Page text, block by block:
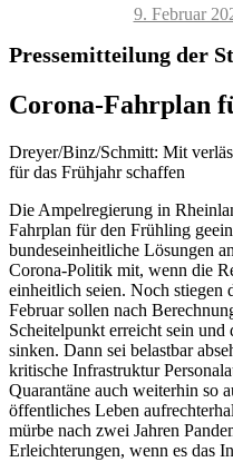
Veröffentlicht
9. Februar
Pressemitteilung der
Corona-Fahrplan
Dreyer/Binz/Schmitt: Mit
für das Frühjahr schaffen
Die Ampelregierung in
Fahrplan für den Frühling
bundeseinheitliche Lösungen
Corona-Politik mit, wenn die
einheitlich seien. Noch
Februar sollen nach
Scheitelpunkt erreicht sein
sinken. Dann sei belastbar
kritische Infrastruktur
Quarantäne auch weiterhin so
öffentliches Leben
mürbe nach zwei Jahren
Erleichterungen, wenn es das